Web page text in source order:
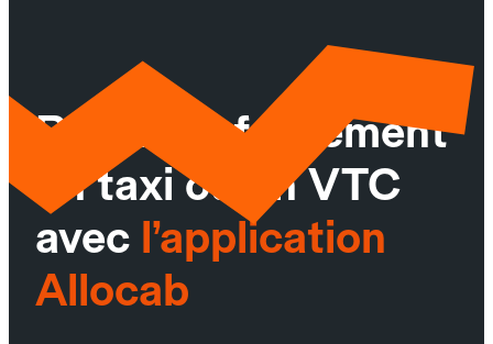
Réservez facilement
un taxi ou un VTC
avec l’application
Allocab